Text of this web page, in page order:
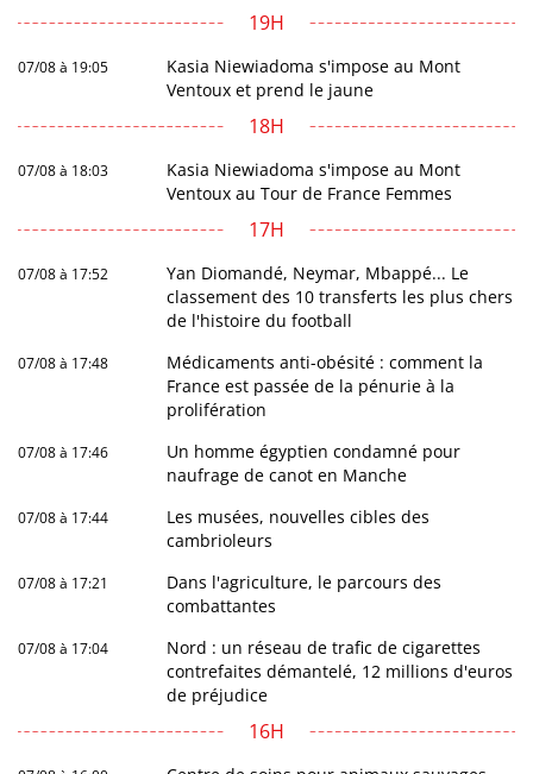
19H
07/08 à 19:05
Kasia Niewiadoma s'impose au Mont
Ventoux et prend le jaune
18H
07/08 à 18:03
Kasia Niewiadoma s'impose au Mont
Ventoux au Tour de France Femmes
17H
07/08 à 17:52
Yan Diomandé, Neymar, Mbappé... Le
classement des 10 transferts les plus chers
de l'histoire du football
07/08 à 17:48
Médicaments anti-obésité : comment la
France est passée de la pénurie à la
prolifération
07/08 à 17:46
Un homme égyptien condamné pour
naufrage de canot en Manche
07/08 à 17:44
Les musées, nouvelles cibles des
cambrioleurs
07/08 à 17:21
Dans l'agriculture, le parcours des
combattantes
07/08 à 17:04
Nord : un réseau de trafic de cigarettes
contrefaites démantelé, 12 millions d'euros
de préjudice
16H